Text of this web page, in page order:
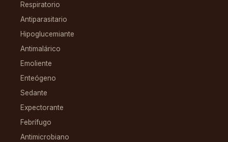
Respiratorio
Antiparasitario
Hipoglucemiante
Antimalárico
Emoliente
Enteógeno
Sedante
Expectorante
Febrífugo
Antimicrobiano